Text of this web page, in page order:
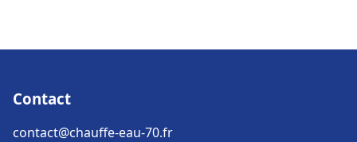
Contact
contact@chauffe-eau-70.fr